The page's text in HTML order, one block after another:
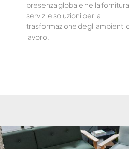
presenza globale nella
servizi e soluzioni per la
trasformazione degli ambienti
lavoro.